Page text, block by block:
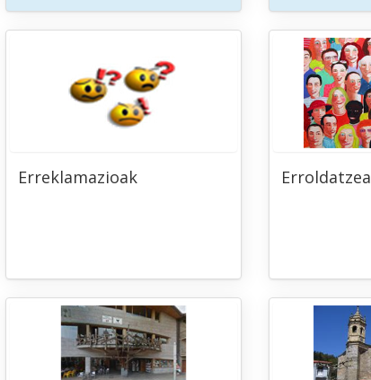
Erreklamazioak Erroldatzea